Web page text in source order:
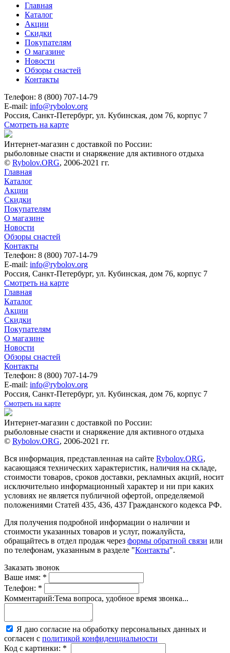
Главная
Каталог
Акции
Скидки
Покупателям
О магазине
Новости
Обзоры снастей
Контакты
Телефон: 8 (800) 707-14-79
E-mail: info@rybolov.org
Россия, Санкт-Петербург, ул. Кубинская, дом 76, корпус 7
Смотреть на карте
Интернет-магазин с доставкой по России:
рыболовные снасти и снаряжение для активного отдыха
© Rybolov.ORG, 2006-2021 гг.
Главная
Каталог
Акции
Скидки
Покупателям
О магазине
Новости
Обзоры снастей
Контакты
Телефон: 8 (800) 707-14-79
E-mail: info@rybolov.org
Россия, Санкт-Петербург, ул. Кубинская, дом 76, корпус 7
Смотреть на карте
Главная
Каталог
Акции
Скидки
Покупателям
О магазине
Новости
Обзоры снастей
Контакты
Телефон: 8 (800) 707-14-79
E-mail: info@rybolov.org
Россия, Санкт-Петербург, ул. Кубинская, дом 76, корпус 7
Смотреть на карте
Интернет-магазин с доставкой по России:
рыболовные снасти и снаряжение для активного отдыха
© Rybolov.ORG, 2006-2021 гг.
Вся информация, представленная на сайте Rybolov.ORG,
касающаяся технических характеристик, наличия на складе,
стоимости товаров, сроков доставки, рекламных акций, носит
исключительно информационный характер и ни при каких
условиях не является публичной офертой, определяемой
положениями Статей 435, 436, 437 Гражданского кодекса РФ.
Для получения подробной информации о наличии и
стоимости указанных товаров и услуг, пожалуйста,
обращайтесь в отдел продаж через формы обратной связи или
по телефонам, указанным в разделе "Контакты".
Заказать звонок
Ваше имя: *
Телефон: *
Комментарий:Тема вопроса, удобное время звонка...
Я даю согласие на обработку персональных данных и
согласен с политикой конфиденциальности
Код с картинки: *